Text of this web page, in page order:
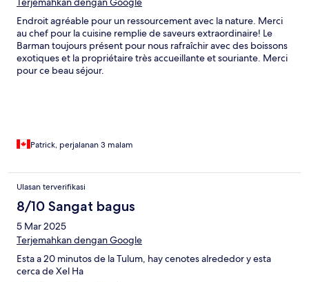
Endroit agréable pour un ressourcement avec la nature. Merci
au chef pour la cuisine remplie de saveurs extraordinaire! Le
Barman toujours présent pour nous rafraîchir avec des boissons
exotiques et la propriétaire très accueillante et souriante. Merci
pour ce beau séjour.
Patrick, perjalanan 3 malam
Ulasan terverifikasi
8/10 Sangat bagus
5 Mar 2025
Terjemahkan dengan Google
Esta a 20 minutos de la Tulum, hay cenotes alrededor y esta
cerca de Xel Ha